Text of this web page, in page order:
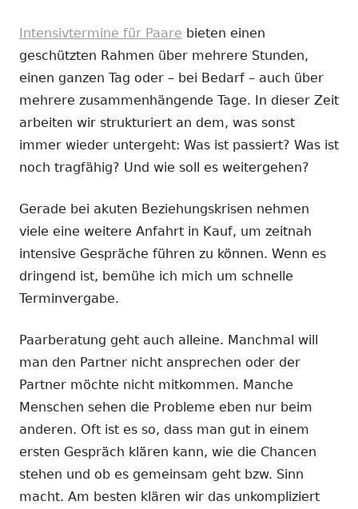
Intensivtermine für Paare bieten einen
geschützten Rahmen über mehrere Stunden,
einen ganzen Tag oder – bei Bedarf – auch über
mehrere zusammenhängende Tage. In dieser Zeit
arbeiten wir strukturiert an dem, was sonst
immer wieder untergeht: Was ist passiert? Was ist
noch tragfähig? Und wie soll es weitergehen?
Gerade bei akuten Beziehungskrisen nehmen
viele eine weitere Anfahrt in Kauf, um zeitnah
intensive Gespräche führen zu können. Wenn es
dringend ist, bemühe ich mich um schnelle
Terminvergabe.
Paarberatung geht auch alleine. Manchmal will
man den Partner nicht ansprechen oder der
Partner möchte nicht mitkommen. Manche
Menschen sehen die Probleme eben nur beim
anderen. Oft ist es so, dass man gut in einem
ersten Gespräch klären kann, wie die Chancen
stehen und ob es gemeinsam geht bzw. Sinn
macht. Am besten klären wir das unkompliziert